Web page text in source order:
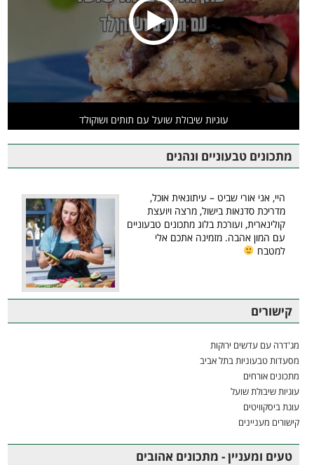
עוגיות שיבולת שועל עם תותים ושוקולד
מתכונים טבעוניים ונהנים
היי, אני אורי שביט – עיתונאית אוכל,
מדריכת סדנאות בישול, מרצה ויועצת
קולינארית, ועורכת בלוג מתכונים טבעוניים
עם המון אהבה. מזמינה אתכם אלי
למטבח
קישורים
מג'דרה עם עדשים ירוקות
מסעדות טבעוניות בתל אביב
מתכונים אורחים
עוגיות שיבולת שועל
עוגת ביסקוויטים
קישורים מעניינים
טעים ומעניין - מתכונים אהובים